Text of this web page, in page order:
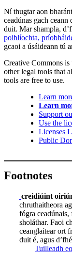
Ní thugtar aon
ceadúnas gach ceann
duit. Mar shampla,
poiblíochta,
gcaoi a úsáideann tú
Creative Commons is
other legal tools that
tools are free to use.
Learn
Learn
Support
Use the
Licenses
Public
Footnotes
creidiúint
chruthaitheora
fógra ceadúnais,
sholáthar. Faoi
ceanglaítear ort
duit é, agus
Tuilleadh